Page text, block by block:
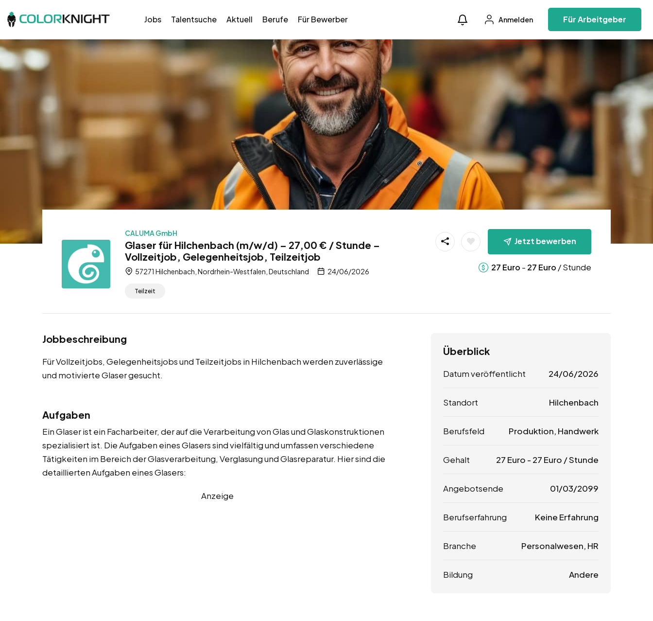
Jobs Talentsuche Aktuell Berufe Für Bewerber Anmelden Für Arbeitgeber
CALUMA GmbH
Glaser für Hilchenbach (m/w/d) – 27,00 € / Stunde –
Vollzeitjob, Gelegenheitsjob, Teilzeitjob
57271 Hilchenbach, Nordrhein-Westfalen, Deutschland 24/06/2026
Teilzeit
Jetzt bewerben
27 Euro - 27 Euro / Stunde
Jobbeschreibung
Für Vollzeitjobs, Gelegenheitsjobs und Teilzeitjobs in Hilchenbach werden zuverlässige
und motivierte Glaser gesucht.
Aufgaben
Ein Glaser ist ein Facharbeiter, der auf die Verarbeitung von Glas und Glaskonstruktionen
spezialisiert ist. Die Aufgaben eines Glasers sind vielfältig und umfassen verschiedene
Tätigkeiten im Bereich der Glasverarbeitung, Verglasung und Glasreparatur. Hier sind die
detaillierten Aufgaben eines Glasers:
Anzeige
Überblick
Datum veröffentlicht 24/06/2026
Standort Hilchenbach
Berufsfeld Produktion, Handwerk
Gehalt 27 Euro - 27 Euro / Stunde
Angebotsende 01/03/2099
Berufserfahrung Keine Erfahrung
Branche Personalwesen, HR
Bildung Andere